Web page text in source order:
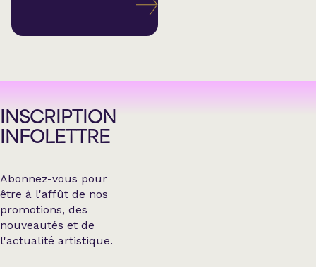
INSCRIPTION
INFOLETTRE
Abonnez-vous pour
être à l'affût de nos
promotions, des
nouveautés et de
l'actualité artistique.